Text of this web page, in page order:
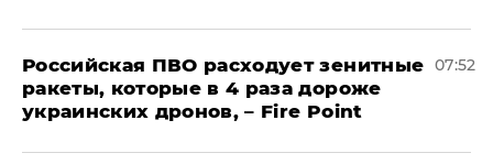
Российская ПВО расходует зенитные
ракеты, которые в 4 раза дороже
украинских дронов, – Fire Point
07:52